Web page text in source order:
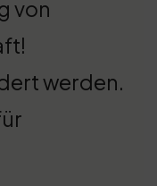
von
werden.